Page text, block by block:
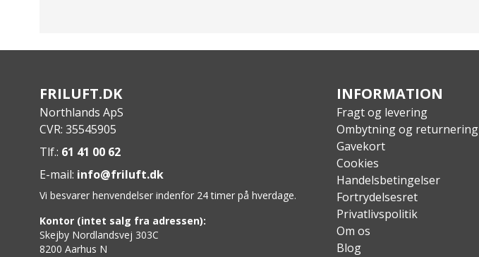
Isolering: 3M Thinsulate Recycled polyester
Lynlåse: Vandtætte og skjulte lynlåslukninger på flere lommer
FRILUFT.DK
Northlands ApS
CVR: 35545905
Tlf.: 61 41 00 62
E-mail: info@friluft.dk
Vi besvarer henvendelser indenfor 24 timer på hverdage.
Kontor (intet salg fra adressen):
Skejby Nordlandsvej 303C
8200 Aarhus N
INFORMATION
Fragt og levering
Ombytning og returnering
Gavekort
Cookies
Handelsbetingelser
Fortrydelsesret
Privatlivspolitik
Om os
Blog